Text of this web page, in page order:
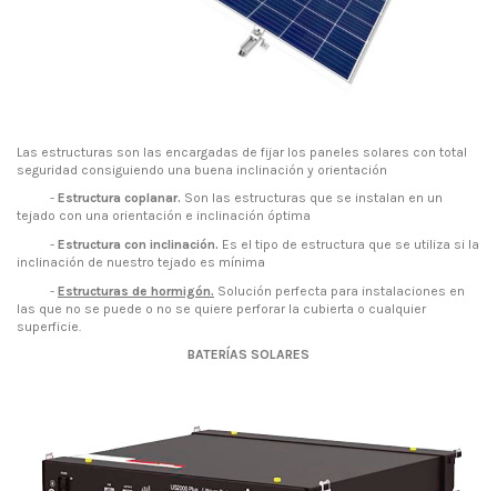
Las estructuras son las encargadas de fijar los paneles solares con total
seguridad consiguiendo una buena inclinación y orientación
- Estructura coplanar. Son las estructuras que se instalan en un
tejado con una orientación e inclinación óptima
- Estructura con inclinación. Es el tipo de estructura que se utiliza si la
inclinación de nuestro tejado es mínima
- Estructuras de hormigón. Solución perfecta para instalaciones en
las que no se puede o no se quiere perforar la cubierta o cualquier
superficie.
BATERÍAS SOLARES